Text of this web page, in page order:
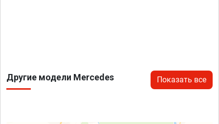
Другие модели Mercedes Показать все